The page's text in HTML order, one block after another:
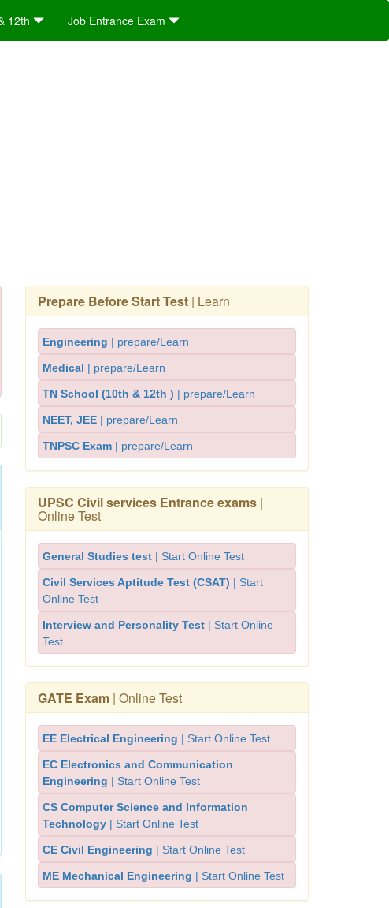
12th Job Entrance Exam
Prepare Before Start Test | Learn
Engineering | prepare/Learn
Medical | prepare/Learn
TN School (10th & 12th ) | prepare/Learn
NEET, JEE | prepare/Learn
TNPSC Exam | prepare/Learn
UPSC Civil services Entrance exams |
Online Test
General Studies test | Start Online Test
Civil Services Aptitude Test (CSAT) | Start
Online Test
Interview and Personality Test | Start Online
Test
GATE Exam | Online Test
EE Electrical Engineering | Start Online Test
EC Electronics and Communication
Engineering | Start Online Test
CS Computer Science and Information
Technology | Start Online Test
CE Civil Engineering | Start Online Test
ME Mechanical Engineering | Start Online Test